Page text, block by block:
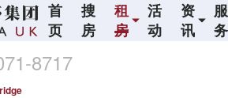
首
页
搜
房
租
房
活
动
资
讯
服
务
8717